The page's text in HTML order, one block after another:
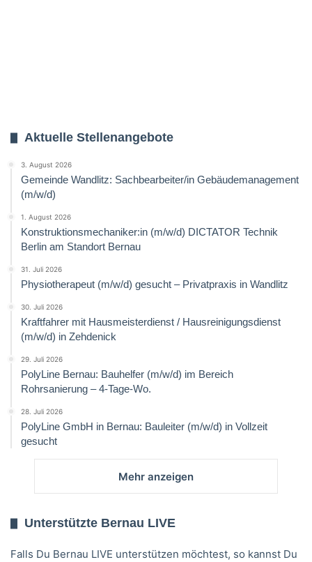
Aktuelle Stellenangebote
3. August 2026
Gemeinde Wandlitz: Sachbearbeiter/in Gebäudemanagement
(m/w/d)
1. August 2026
Konstruktionsmechaniker:in (m/w/d) DICTATOR Technik
Berlin am Standort Bernau
31. Juli 2026
Physiotherapeut (m/w/d) gesucht – Privatpraxis in Wandlitz
30. Juli 2026
Kraftfahrer mit Hausmeisterdienst / Hausreinigungsdienst
(m/w/d) in Zehdenick
29. Juli 2026
PolyLine Bernau: Bauhelfer (m/w/d) im Bereich
Rohrsanierung – 4-Tage-Wo.
28. Juli 2026
PolyLine GmbH in Bernau: Bauleiter (m/w/d) in Vollzeit
gesucht
Mehr anzeigen
Unterstützte Bernau LIVE
Falls Du Bernau LIVE unterstützen möchtest, so kannst Du